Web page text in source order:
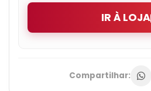
IR À LOJA
Compartilhar: